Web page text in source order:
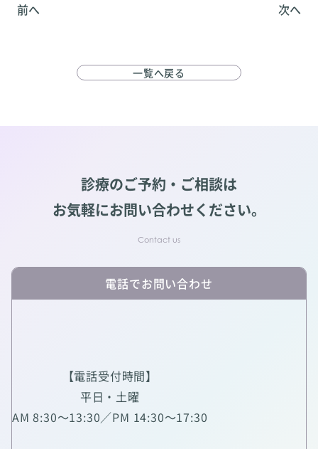
前へ 次へ
一覧へ戻る
診療のご予約・ご相談は
お気軽にお問い合わせください。
電話でお問い合わせ
【電話受付時間】
平日・土曜
AM 8:30～13:30／PM 14:30～17:30